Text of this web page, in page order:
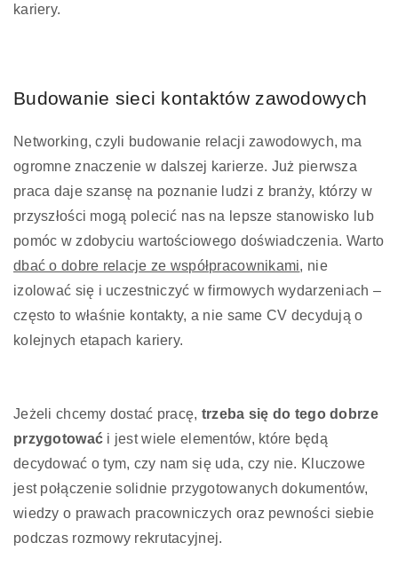
kariery.
Budowanie sieci kontaktów zawodowych
Networking, czyli budowanie relacji zawodowych, ma
ogromne znaczenie w dalszej karierze. Już pierwsza
praca daje szansę na poznanie ludzi z branży, którzy w
przyszłości mogą polecić nas na lepsze stanowisko lub
pomóc w zdobyciu wartościowego doświadczenia. Warto
dbać o dobre relacje ze współpracownikami, nie
izolować się i uczestniczyć w firmowych wydarzeniach –
często to właśnie kontakty, a nie same CV decydują o
kolejnych etapach kariery.
Jeżeli chcemy dostać pracę, trzeba się do tego dobrze
przygotować i jest wiele elementów, które będą
decydować o tym, czy nam się uda, czy nie. Kluczowe
jest połączenie solidnie przygotowanych dokumentów,
wiedzy o prawach pracowniczych oraz pewności siebie
podczas rozmowy rekrutacyjnej.